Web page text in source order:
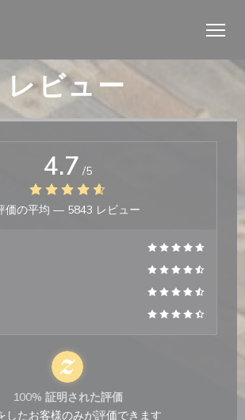
ついて
レビュー
4.7 /5
価の平均 — 5843 レビュー
100% 証明された評価
したお客様のみが評価できます